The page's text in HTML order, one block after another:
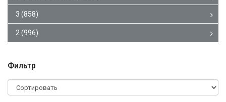
3 (858)
2 (996)
Фильтр